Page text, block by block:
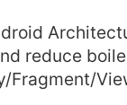
reduce
Fragment/